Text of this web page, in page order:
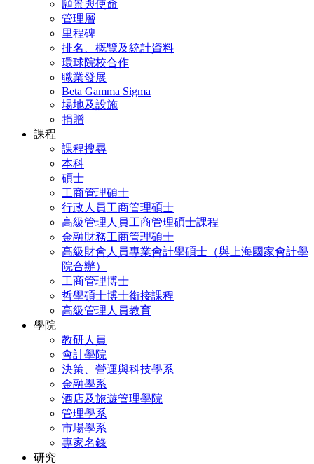
願景與使命
管理層
里程碑
排名、概覽及統計資料
環球院校合作
職業發展
Beta Gamma Sigma
場地及設施
捐贈
課程
課程搜尋
本科
碩士
工商管理碩士
行政人員工商管理碩士
高級管理人員工商管理碩士課程
金融財務工商管理碩士
高級財會人員專業會計學碩士（與上海國家會計學
院合辦）
工商管理博士
哲學碩士博士銜接課程
高級管理人員教育
學院
教研人員
會計學院
決策、營運與科技學系
金融學系
酒店及旅遊管理學院
管理學系
市場學系
專家名錄
研究